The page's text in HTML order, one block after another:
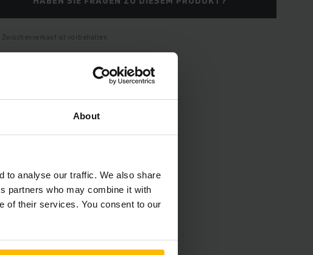
About
to analyse our traffic. We also share
partners who may combine it with
of their services. You consent to our
Zwischenverkauf ist vorbehalten.
Spezifikationen und